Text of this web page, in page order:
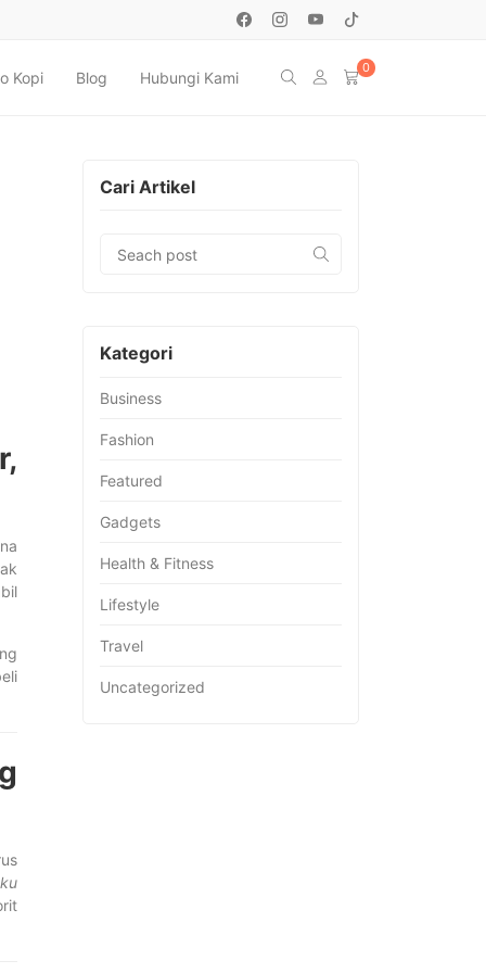
Kopi Blog Hubungi Kami
0
Cari Artikel
Kategori
Business
Fashion
Featured
Gadgets
Health & Fitness
Lifestyle
Travel
Uncategorized